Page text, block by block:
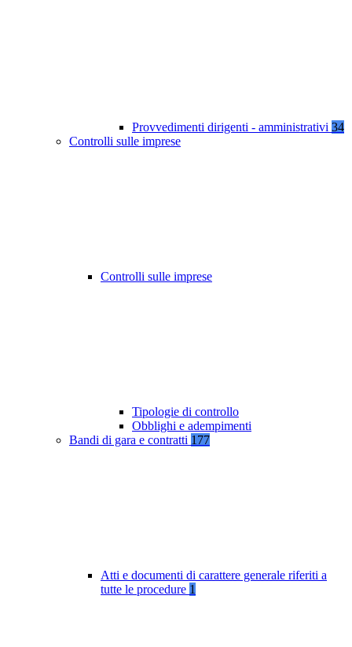
Provvedimenti dirigenti - amministrativi 34
Controlli sulle imprese
Controlli sulle imprese
Tipologie di controllo
Obblighi e adempimenti
Bandi di gara e contratti 177
Atti e documenti di carattere generale riferiti a
tutte le procedure 1